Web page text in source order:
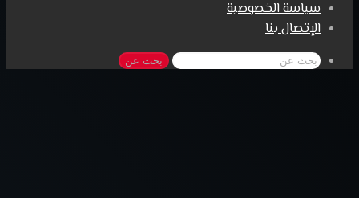
سياسة الخصوصية
الإتصال بنا
بحث عن